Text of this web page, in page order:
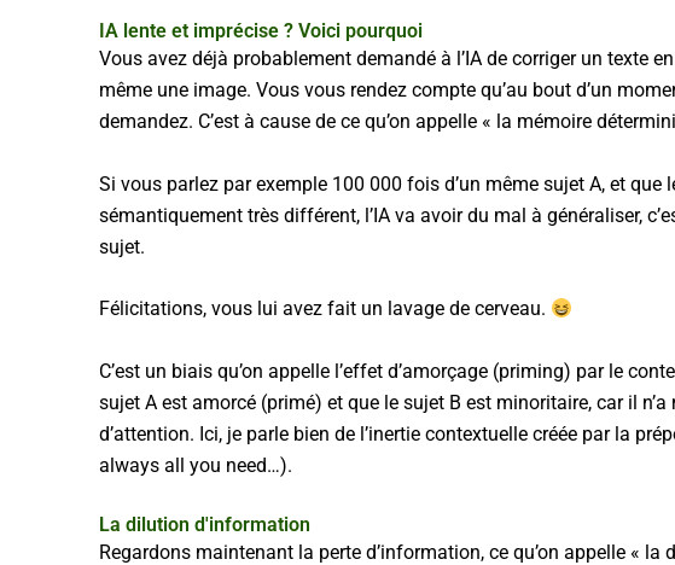
IA lente et imprécise ? Voici pourquoi
Vous avez déjà probablement demandé à l’IA de corriger un texte
même une image. Vous vous rendez compte qu’au bout d’un
demandez. C’est à cause de ce qu’on appelle « la mémoire
Si vous parlez par exemple 100 000 fois d’un même sujet A, et que
sémantiquement très différent, l’IA va avoir du mal à généraliser,
sujet.
Félicitations, vous lui avez fait un lavage de cerveau.
C’est un biais qu’on appelle l’effet d’amorçage (priming) par le
sujet A est amorcé (primé) et que le sujet B est minoritaire, car il
d’attention. Ici, je parle bien de l’inertie contextuelle créée par la
always all you need…).
La dilution d'information
Regardons maintenant la perte d’information, ce qu’on appelle « la